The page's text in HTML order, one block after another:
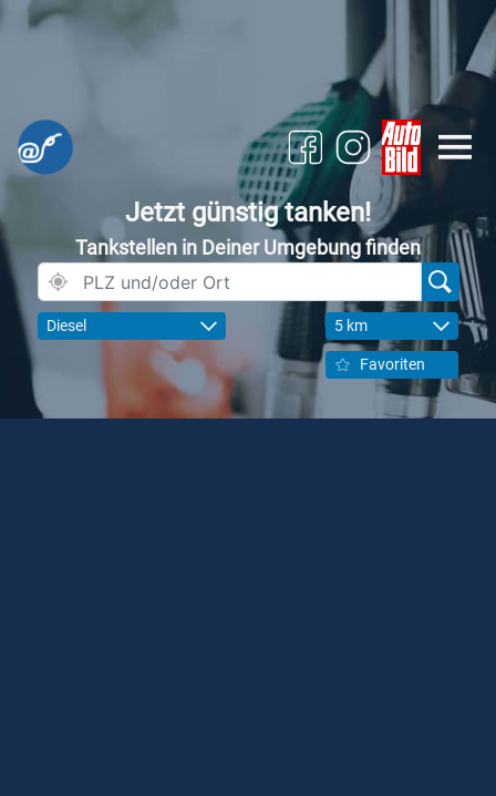
Jetzt günstig tanken!
Tankstellen in Deiner Umgebung finden
Diesel 5 km
Favoriten